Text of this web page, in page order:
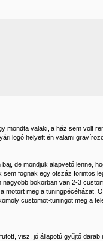
mondta valaki, a ház sem volt
logó helyett én valami
de mondjuk alapvető lenne,
fognak egy ötszáz forintos
bokorban van 2-3
meg a tuningpécéházat.
customot-tuningot meg a
visz. jó állapotú gyűjtő